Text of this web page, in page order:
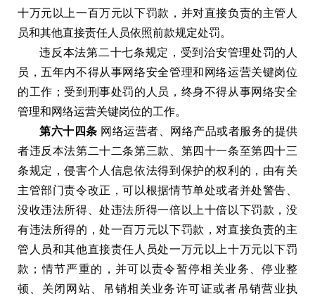
十万元以上一百万元以下罚款 ， 并对直接负责的主管人
员和其他直接责任人员依照前款规定处罚。
违反本法第二十七条规定 ， 受到治安管理处罚的人
员 ， 五年内不得从事网络安全管理和网络运营关键岗位
的工作 ； 受到刑事处罚的人员 ， 终身不得从事网络安全
管理和网络运营关键岗位的工作。
第六十四条 网络运营者
网络产品或者服务的提供
者违反本法第二十二条第三款
第四十一条至第四十三
条规定 ，侵害个人信息依法得到保护的权利的 ， 由有关
主管部门责令改正 ，可以根据情节单处或者并处警告
没收违法所得 、处违法所得一倍以上十倍以下罚款 ，没
有违法所得的 ，处一百万元以下罚款 ， 对直接负责的主
管人员和其他直接责任人员处一万元以上十万元以下罚
款 ； 情节严重的 ， 并可以责令暂停相关业务 、停业整
顿
关闭网站
吊销相关业务许可证或者吊销营业执